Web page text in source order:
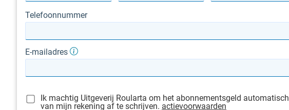
Telefoonnummer
E-mailadres
Ik machtig Uitgeverij Roularta om het abonnementsgeld automatisch
van mijn rekening af te schrijven. actievoorwaarden